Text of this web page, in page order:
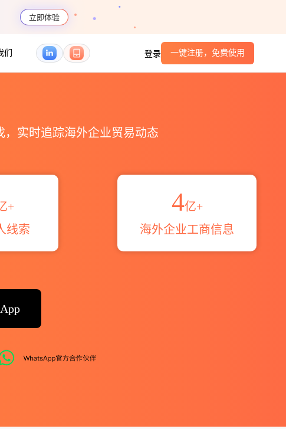
立即体验
们 登录 一键注册，免费使用
，实时追踪海外企业贸易动态
+
线索
4亿+
海外企业工商信息